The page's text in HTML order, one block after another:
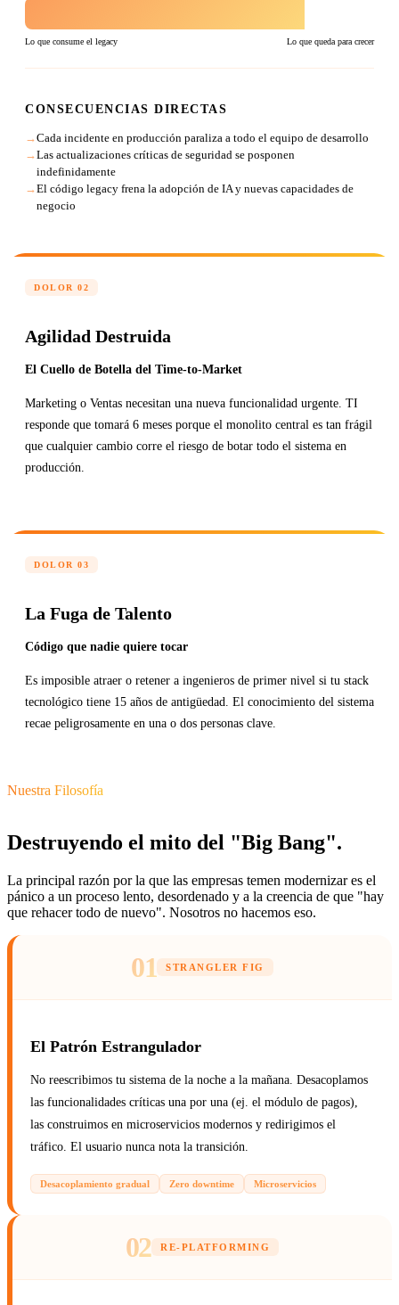
Lo que consume el legacy Lo que queda para crecer
CONSECUENCIAS DIRECTAS
Cada incidente en producción paraliza a todo el equipo de desarrollo
Las actualizaciones críticas de seguridad se posponen
indefinidamente
El código legacy frena la adopción de IA y nuevas capacidades de
negocio
DOLOR 02
Agilidad Destruida
El Cuello de Botella del Time-to-Market
Marketing o Ventas necesitan una nueva funcionalidad urgente. TI
responde que tomará 6 meses porque el monolito central es tan frágil
que cualquier cambio corre el riesgo de botar todo el sistema en
producción.
DOLOR 03
La Fuga de Talento
Código que nadie quiere tocar
Es imposible atraer o retener a ingenieros de primer nivel si tu stack
tecnológico tiene 15 años de antigüedad. El conocimiento del sistema
recae peligrosamente en una o dos personas clave.
Nuestra Filosofía
Destruyendo el mito del "Big Bang".
La principal razón por la que las empresas temen modernizar es el
pánico a un proceso lento, desordenado y a la creencia de que "hay
que rehacer todo de nuevo". Nosotros no hacemos eso.
01 STRANGLER FIG
El Patrón Estrangulador
No reescribimos tu sistema de la noche a la mañana. Desacoplamos
las funcionalidades críticas una por una (ej. el módulo de pagos),
las construimos en microservicios modernos y redirigimos el
tráfico. El usuario nunca nota la transición.
Desacoplamiento gradual Zero downtime Microservicios
02 RE-PLATFORMING